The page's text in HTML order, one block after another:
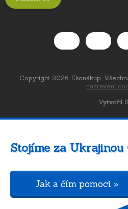
Vytvořil
Copyright 2026 Ekonákup .
nastavení
Stojíme za
Jak a čím pomoci »